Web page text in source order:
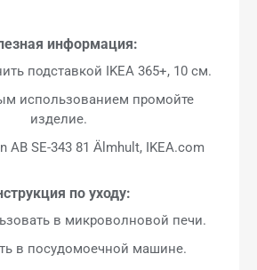
информация:
подставкой IKEA 365+, 10 см.
использованием промойте
изделие.
AB SE-343 81 Älmhult, IKEA.com
по уходу:
в микроволновой печи.
в посудомоечной машине.